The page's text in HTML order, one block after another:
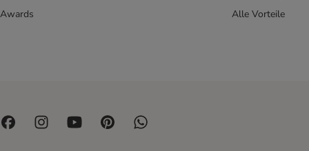
KONG
Nature's Variety
Awards
Alle Vorteile